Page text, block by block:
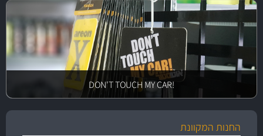
!DON'T TOUCH MY CAR
החנות המקוונת